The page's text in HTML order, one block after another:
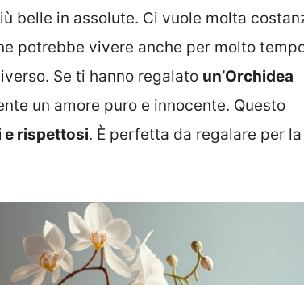
belle in assolute. Ci vuole molta
potrebbe vivere anche per molto
Se ti hanno regalato un’Orchidea
un amore puro e innocente. Questo
e rispettosi. È perfetta da regalare per la